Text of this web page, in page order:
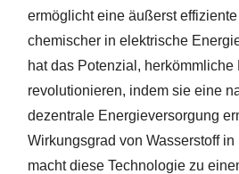
ermöglicht eine äußerst
chemischer in elektrische
hat das Potenzial, herkömmliche
revolutionieren, indem sie eine
dezentrale Energieversorgung
Wirkungsgrad von Wasserstoff
macht diese Technologie zu